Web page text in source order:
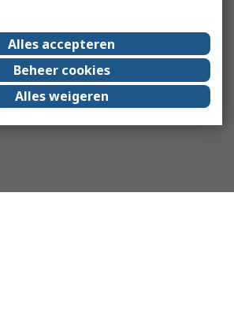
Alles accepteren
Beheer cookies
Alles weigeren